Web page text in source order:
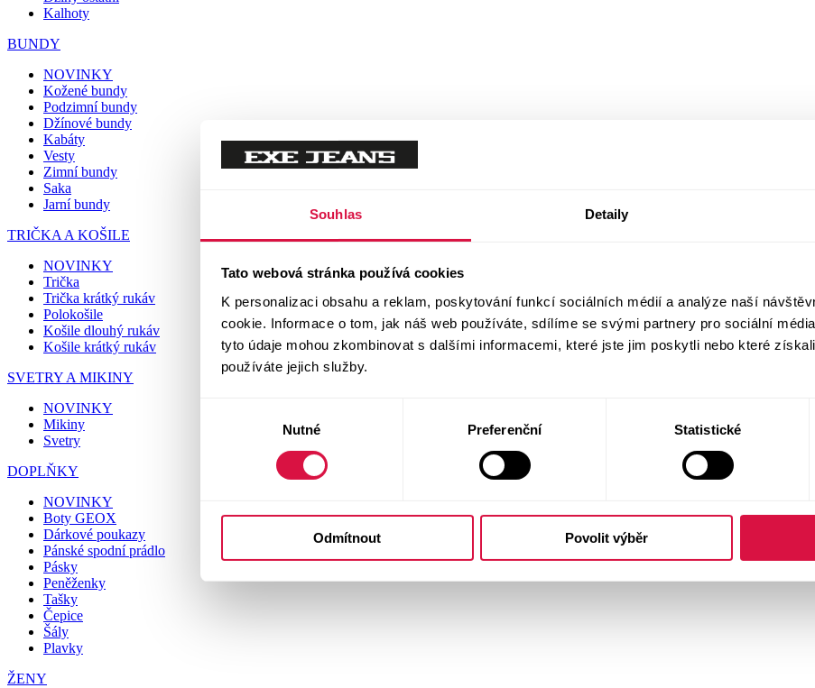
Souhlas Detaily
Tato webová stránka používá cookies
K personalizaci obsahu a reklam, poskytování funkcí sociálních médií a analýze naší
cookie. Informace o tom, jak náš web používáte, sdílíme se svými partnery pro sociální
tyto údaje mohou zkombinovat s dalšími informacemi, které jste jim poskytli nebo které
používáte jejich služby.
Nutné Preferenční Statistické
Odmítnout Povolit výběr
Kalhoty
BUNDY
NOVINKY
Kožené bundy
Podzimní bundy
Džínové bundy
Kabáty
Vesty
Zimní bundy
Saka
Jarní bundy
TRIČKA A KOŠILE
NOVINKY
Trička
Trička krátký rukáv
Polokošile
Košile dlouhý rukáv
Košile krátký rukáv
SVETRY A MIKINY
NOVINKY
Mikiny
Svetry
DOPLŇKY
NOVINKY
Boty GEOX
Dárkové poukazy
Pánské spodní prádlo
Pásky
Peněženky
Tašky
Čepice
Šály
Plavky
ŽENY